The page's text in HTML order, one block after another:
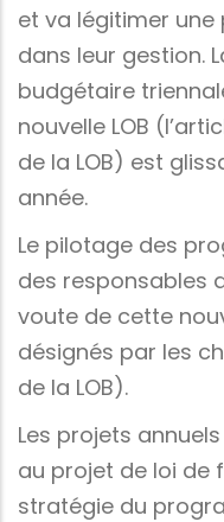
et va légitimer
dans leur gestion.
budgétaire
nouvelle LOB
de la LOB) est
année.
Le pilotage des
des responsables
voute de cette
désignés par les
de la LOB).
Les projets
au projet de loi de
stratégie du